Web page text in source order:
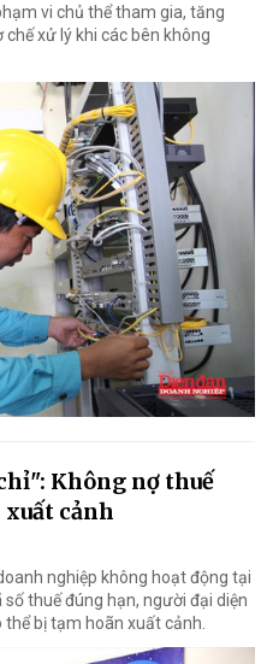
vi chủ thể tham gia, tăng
xử lý khi các bên không
Không nợ thuế
cảnh
nghiệp không hoạt động tại
thuế đúng hạn, người đại diện
thể bị tạm hoãn xuất cảnh.